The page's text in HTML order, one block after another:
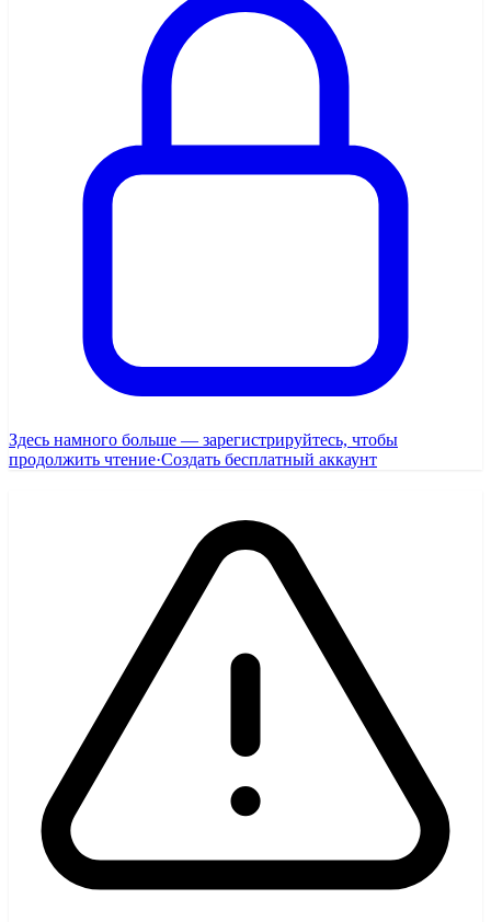
Здесь намного больше — зарегистрируйтесь, чтобы
продолжить чтение·Создать бесплатный аккаунт